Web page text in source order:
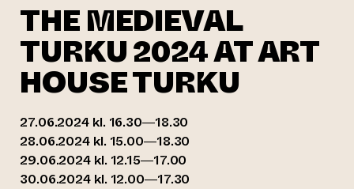
THE MEDIEVAL
TURKU 2024 AT ART
HOUSE TURKU
27.06.2024 kl. 16.30—18.30
28.06.2024 kl. 15.00—18.30
29.06.2024 kl. 12.15—17.00
30.06.2024 kl. 12.00—17.30